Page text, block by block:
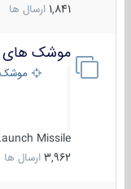
1,841 ارسال ها
موشک های
موشک
Missile
3,962 ارسال ها